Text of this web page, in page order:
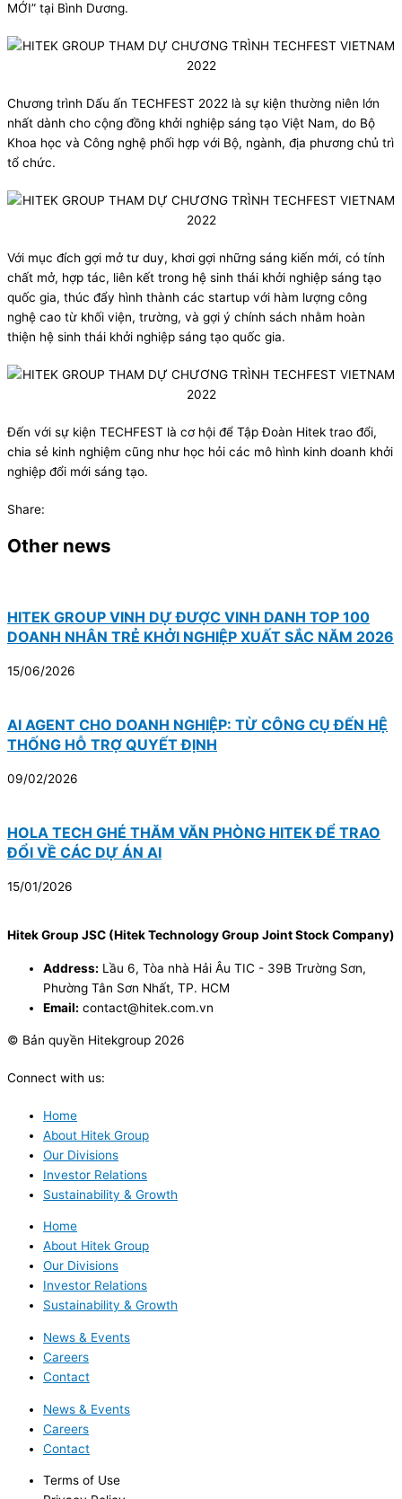
MỚI” tại Bình Dương.
Chương trình Dấu ấn TECHFEST 2022 là sự kiện thường niên lớn
nhất dành cho cộng đồng khởi nghiệp sáng tạo Việt Nam, do Bộ
Khoa học và Công nghệ phối hợp với Bộ, ngành, địa phương chủ trì
tổ chức.
Với mục đích gợi mở tư duy, khơi gợi những sáng kiến mới, có tính
chất mở, hợp tác, liên kết trong hệ sinh thái khởi nghiệp sáng tạo
quốc gia, thúc đẩy hình thành các startup với hàm lượng công
nghệ cao từ khối viện, trường, và gợi ý chính sách nhằm hoàn
thiện hệ sinh thái khởi nghiệp sáng tạo quốc gia.
Đến với sự kiện TECHFEST là cơ hội để Tập Đoàn Hitek trao đổi,
chia sẻ kinh nghiệm cũng như học hỏi các mô hình kinh doanh khởi
nghiệp đổi mới sáng tạo.
Share:
Other news
HITEK GROUP VINH DỰ ĐƯỢC VINH DANH TOP 100
DOANH NHÂN TRẺ KHỞI NGHIỆP XUẤT SẮC NĂM 2026
15/06/2026
AI AGENT CHO DOANH NGHIỆP: TỪ CÔNG CỤ ĐẾN HỆ
THỐNG HỖ TRỢ QUYẾT ĐỊNH
09/02/2026
HOLA TECH GHÉ THĂM VĂN PHÒNG HITEK ĐỂ TRAO
ĐỔI VỀ CÁC DỰ ÁN AI
15/01/2026
Hitek Group JSC (Hitek Technology Group Joint Stock Company)
Address: Lầu 6, Tòa nhà Hải Âu TIC - 39B Trường Sơn,
Phường Tân Sơn Nhất, TP. HCM
Email: contact@hitek.com.vn
© Bản quyền Hitekgroup 2026
Connect with us:
Home
About Hitek Group
Our Divisions
Investor Relations
Sustainability & Growth
Home
About Hitek Group
Our Divisions
Investor Relations
Sustainability & Growth
News & Events
Careers
Contact
News & Events
Careers
Contact
Terms of Use